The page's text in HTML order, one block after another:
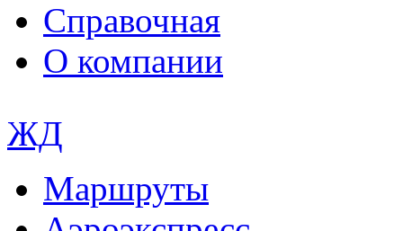
Справочная
О компании
ЖД
Маршруты